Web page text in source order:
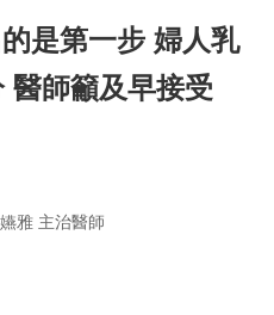
是第一步 婦人乳
醫師籲及早接受
雅 主治醫師